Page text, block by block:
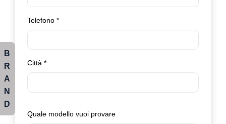
Telefono *
Città *
Quale modello vuoi provare
B
R
A
N
D